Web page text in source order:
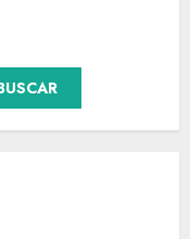
la Espriella